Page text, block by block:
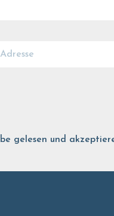
gelesen und